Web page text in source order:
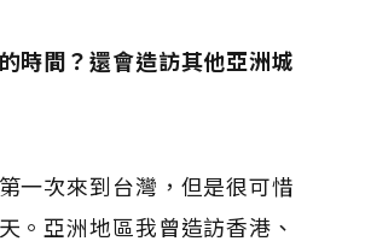
時間？還會造訪其他亞洲城
一次來到台灣，但是很可惜
。亞洲地區我曾造訪香港、